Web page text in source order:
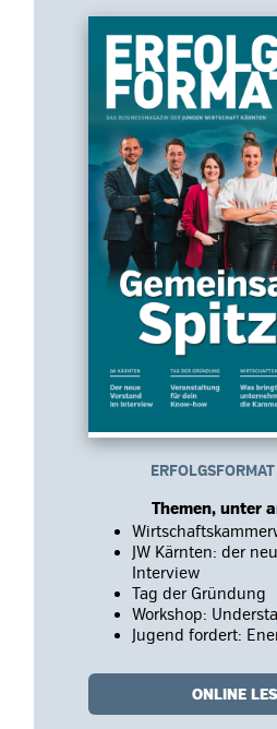
Themen, unter
JW Kärnten: der
Interview
Tag der Gründung
Workshop:
Jugend fordert:
ONLINE